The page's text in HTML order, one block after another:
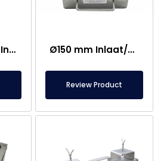
Ø350 Dieptype Inlaat en Uitlaat Neodymium Magnetisch Rooster Ø150 mm Inlaat/Uitlaat Ferriet Magnetische Ladescheider – Volledig Roestvrij Staal
Review Product